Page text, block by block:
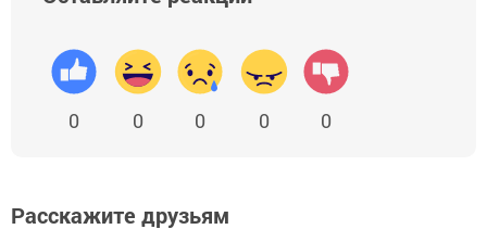
0 0 0 0 0
Расскажите друзьям